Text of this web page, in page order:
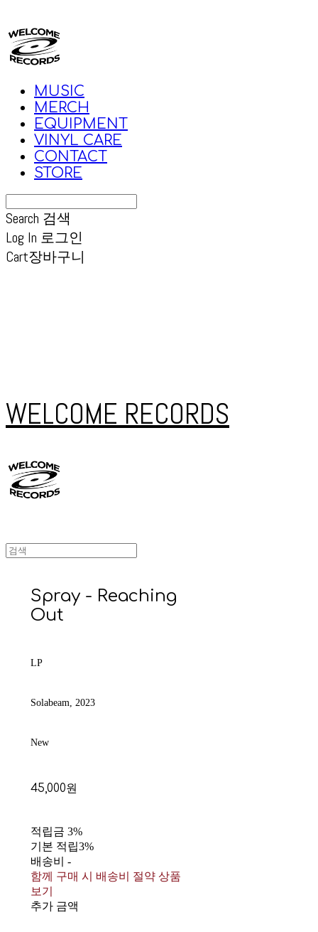
MUSIC
MERCH
EQUIPMENT
VINYL CARE
CONTACT
STORE
Search 검색
Log In 로그인
Cart장바구니
WELCOME RECORDS
Spray - Reaching
Out
LP
Solabeam, 2023
New
45,000원
적립금 3%
기본 적립3%
배송비 -
함께 구매 시 배송비 절약 상품
보기
추가 금액